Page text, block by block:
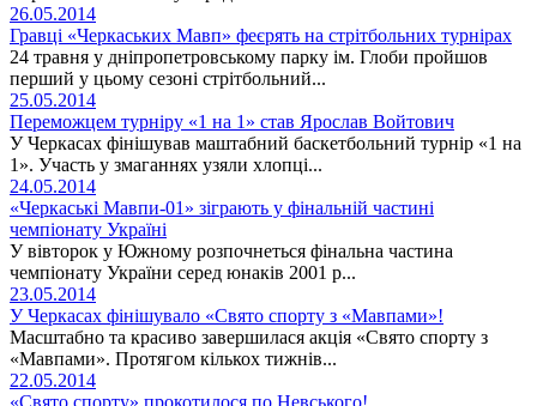
26.05.2014
Гравці «Черкаських Мавп» феєрять на стрітбольних турнірах
24 травня у дніпропетровському парку ім. Глоби пройшов
перший у цьому сезоні стрітбольний...
25.05.2014
Переможцем турніру «1 на 1» став Ярослав Войтович
У Черкасах фінішував маштабний баскетбольний турнір «1 на
1». Участь у змаганнях узяли хлопці...
24.05.2014
«Черкаські Мавпи-01» зіграють у фінальній частині
чемпіонату Україні
У вівторок у Южному розпочнеться фінальна частина
чемпіонату України серед юнаків 2001 р...
23.05.2014
У Черкасах фінішувало «Свято спорту з «Мавпами»!
Масштабно та красиво завершилася акція «Свято спорту з
«Мавпами». Протягом кількох тижнів...
22.05.2014
«Свято спорту» прокотилося по Невського!